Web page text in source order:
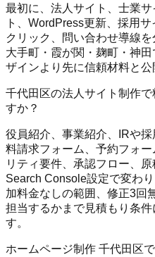
最初に、法人サイト、士業
ト、WordPress更新、採用
クリック、問い合わせ導線
大手町・霞が関・麹町・神
ザインより先に信頼材料と公
千代田区の法人サイト制作
すか？
役員紹介、事業紹介、IRや
料請求フォーム、予約フォ
リティ要件、承認フロー、
Search Console設定で変わ
加料金なしの範囲、修正3回
担当するかまで見積もり条
す。
ホームページ制作 千代田区